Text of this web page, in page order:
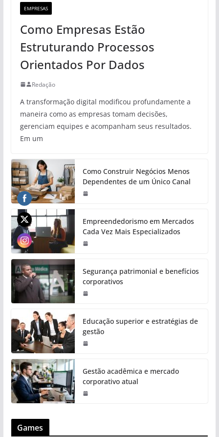
EMPRESAS
Como Empresas Estão
Estruturando Processos
Orientados Por Dados
Redação
A transformação digital modificou profundamente a
maneira como as empresas tomam decisões,
gerenciam equipes e acompanham seus resultados.
Em um
Como Construir Negócios Menos
Dependentes de um Único Canal
Empreendedorismo em Mercados
Cada Vez Mais Especializados
Segurança patrimonial e benefícios
corporativos
Educação superior e estratégias de
gestão
Gestão acadêmica e mercado
corporativo atual
Games